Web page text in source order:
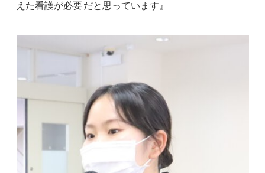
えた看護が必要だと思っています』